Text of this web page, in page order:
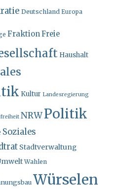
Deutschland Europa
FraktionFreie
Haushalt
Kultur Landesregierung
NRWPolitik
Soziales
Stadtverwaltung
Wahlen
Würselen